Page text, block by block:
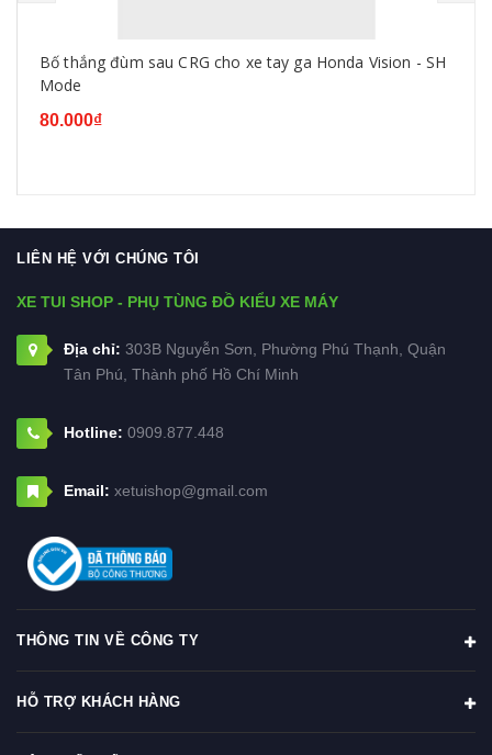
Bố thắng đùm sau CRG cho xe tay ga Honda Vision - SH
Mode
80.000₫
LIÊN HỆ VỚI CHÚNG TÔI
XE TUI SHOP - PHỤ TÙNG ĐỒ KIỂU XE MÁY
Địa chỉ: 303B Nguyễn Sơn, Phường Phú Thạnh, Quận
Tân Phú, Thành phố Hồ Chí Minh
Hotline: 0909.877.448
Email: xetuishop@gmail.com
THÔNG TIN VỀ CÔNG TY
HỖ TRỢ KHÁCH HÀNG